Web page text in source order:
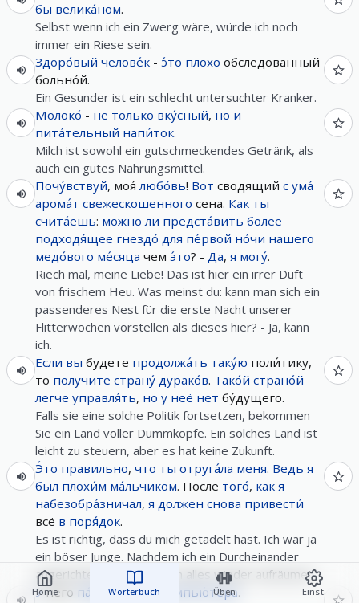
Home Wörterbuch Üben Einst.
бы велика́ном.
Selbst wenn ich ein Zwerg wäre, würde ich noch
immer ein Riese sein.
Здоро́вый челове́к - э́то плохо обследованный
больно́й.
Ein Gesunder ist ein schlecht untersuchter Kranker.
Молоко́ - не только вку́сный, но и
пита́тельный напи́ток.
Milch ist sowohl ein gutschmeckendes Getränk, als
auch ein gutes Nahrungsmittel.
Почу́вствуй, моя́любо́вь! Вот сводящий с ума́
арома́т свежескошенного сена. Как ты
счита́ешь: можно ли предста́вить более
подходя́щее гнездо́ для пе́рвой но́чи нашего
медо́вого ме́сяца чем э́то? - Да, я могу́.
Riech mal, meine Liebe! Das ist hier ein irrer Duft
von frischem Heu. Was meinst du: kann man sich ein
passenderes Nest für die erste Nacht unserer
Flitterwochen vorstellen als dieses hier? - Ja, kann
ich.
Если вы будете продолжа́ть таку́ю поли́тику,
то получите страну́ дурако́в. Тако́й страно́й
легче управля́ть, но у неё нет бу́дущего.
Falls sie eine solche Politik fortsetzen, bekommen
Sie ein Land voller Dummköpfe. Ein solches Land ist
leicht zu steuern, aber es hat keine Zukunft.
Э́то правильно, что ты отруга́ла меня. Ведь я
был плохи́м ма́льчиком. После того́, как я
набезобра́зничал, я должен снова привести́
всё в поря́док.
Es ist richtig, dass du mich getadelt hast. Ich war ja
ein böser Junge. Nachdem ich ein Durcheinander
angerichtet habe, muss ich alles wieder aufräumen.
Унего па́мять,как у компью́тера.